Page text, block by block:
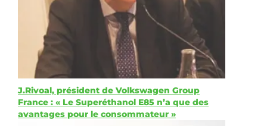
J.Rivoal, président de Volkswagen Group
France : « Le Superéthanol E85 n’a que des
avantages pour le consommateur »